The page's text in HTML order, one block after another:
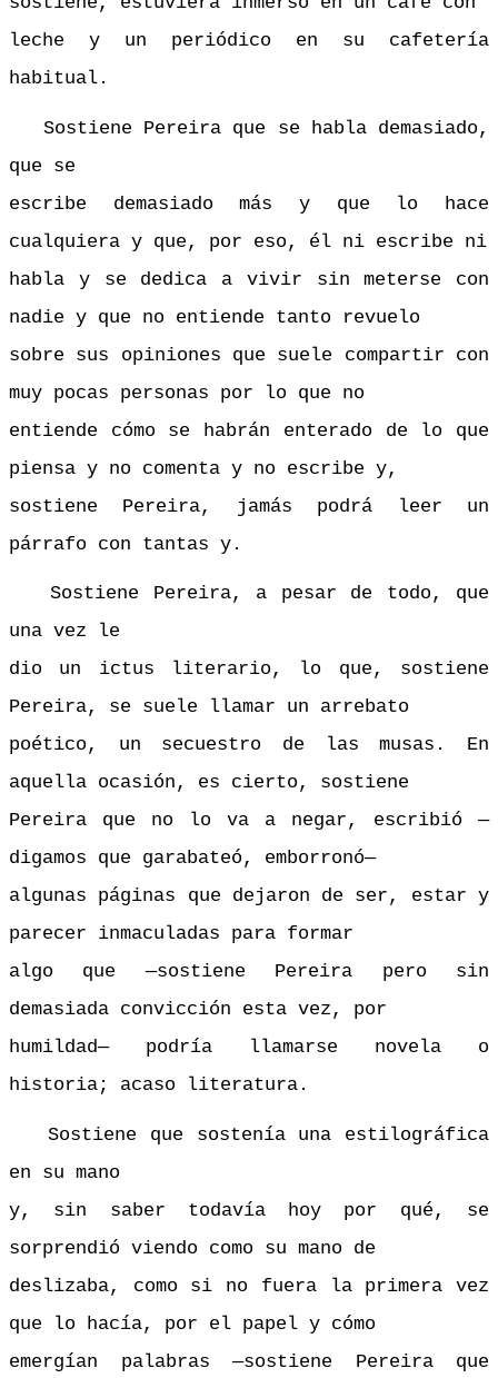
leche y un periódico en su cafetería
habitual.
Sostiene Pereira que se habla demasiado,
que se
escribe demasiado más y que lo hace
cualquiera y que, por eso, él ni escribe ni
habla y se dedica a vivir sin meterse con
nadie y que no entiende tanto revuelo
sobre sus opiniones que suele compartir con
muy pocas personas por lo que no
entiende cómo se habrán enterado de lo que
piensa y no comenta y no escribe y,
sostiene Pereira, jamás podrá leer un
párrafo con tantas y.
Sostiene Pereira, a pesar de todo, que
una vez le
dio un ictus literario, lo que, sostiene
Pereira, se suele llamar un arrebato
poético, un secuestro de las musas. En
aquella ocasión, es cierto, sostiene
Pereira que no lo va a negar, escribió —
digamos que garabateó, emborronó—
algunas páginas que dejaron de ser, estar y
parecer inmaculadas para formar
algo que —sostiene Pereira pero sin
demasiada convicción esta vez, por
humildad— podría llamarse novela o
historia; acaso literatura.
Sostiene que sostenía una estilográfica
en su mano
y, sin saber todavía hoy por qué, se
sorprendió viendo como su mano de
deslizaba, como si no fuera la primera vez
que lo hacía, por el papel y cómo
emergían palabras —sostiene Pereira que